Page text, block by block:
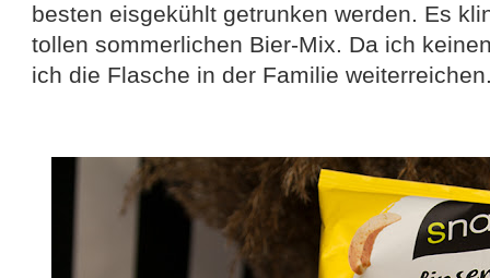
besten eisgekühlt getrunken werden. Es
tollen sommerlichen Bier-Mix. Da ich
ich die Flasche in der Familie